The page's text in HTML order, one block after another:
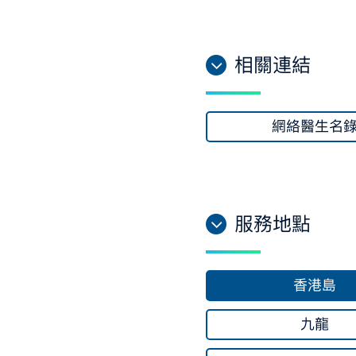
相關連結
網絡醫生名
服務地點
香港島
九龍